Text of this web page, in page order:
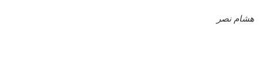
هشام نصر